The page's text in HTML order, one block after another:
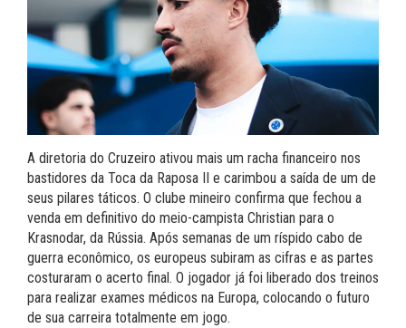
A diretoria do Cruzeiro ativou mais um racha financeiro nos
bastidores da Toca da Raposa II e carimbou a saída de um de
seus pilares táticos. O clube mineiro confirma que fechou a
venda em definitivo do meio-campista Christian para o
Krasnodar, da Rússia. Após semanas de um ríspido cabo de
guerra econômico, os europeus subiram as cifras e as partes
costuraram o acerto final. O jogador já foi liberado dos treinos
para realizar exames médicos na Europa, colocando o futuro
de sua carreira totalmente em jogo.